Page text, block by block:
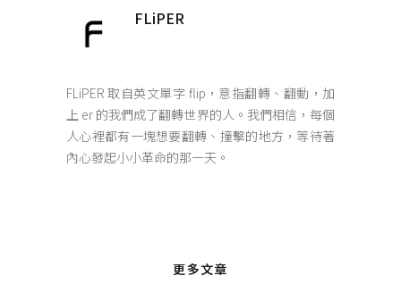
FLiPER
FLiPER 取自英文單字 flip，意指翻轉、翻動，加
上 er 的我們成了翻轉世界的人。我們相信，每個
人心裡都有一塊想要翻轉、撞擊的地方，等待著
內心發起小小革命的那一天。
更多文章